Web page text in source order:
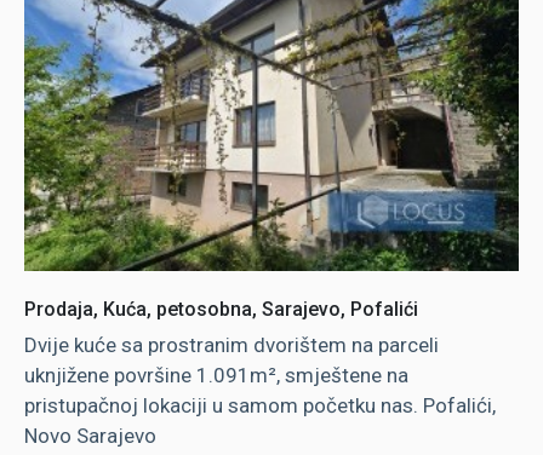
Prodaja, Kuća, petosobna, Sarajevo, Pofalići
Dvije kuće sa prostranim dvorištem na parceli
uknjižene površine 1.091m², smještene na
pristupačnoj lokaciji u samom početku nas. Pofalići,
Novo Sarajevo